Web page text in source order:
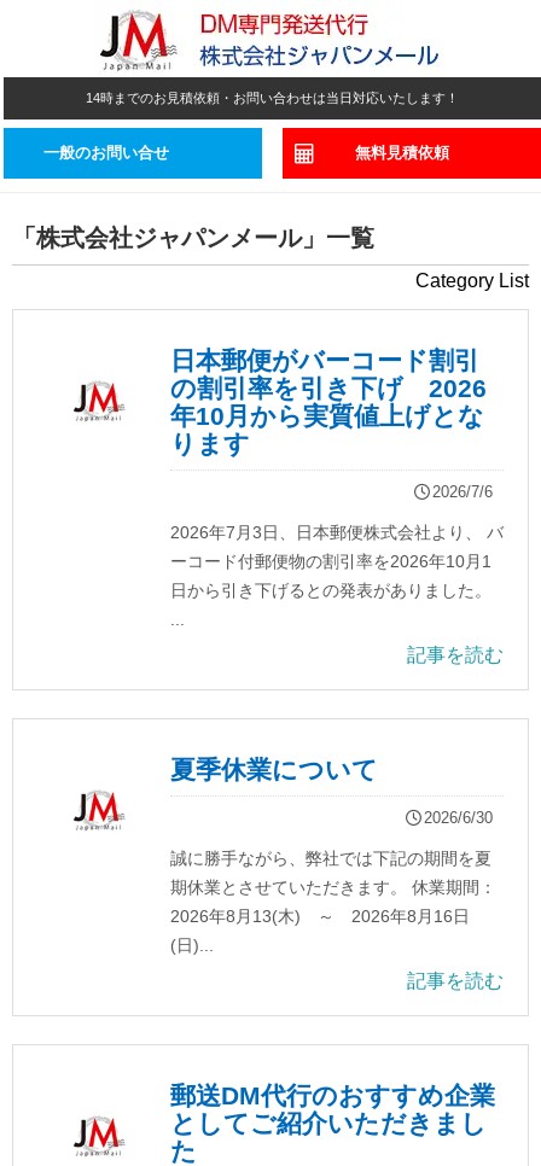
14時までのお見積依頼・お問い合わせは当日対応いたします！
一般のお問い合せ 無料見積依頼
「 株式会社ジャパンメール」 一覧
Category List
日本郵便がバーコード割引
の割引率を引き下げ 2026
年10月から実質値上げとな
ります
2026/7/6
2026年7月3日、日本郵便株式会社より、 バ
ーコード付郵便物の割引率を2026年10月1
日から引き下げるとの発表がありました。
記事を読む
夏季休業について
2026/6/30
誠に勝手ながら、弊社では下記の期間を夏
期休業とさせていただきます。 休業期間：
2026年8月13(木) ～ 2026年8月16日
(日)...
記事を読む
郵送DM代行のおすすめ企業
としてご紹介いただきまし
た